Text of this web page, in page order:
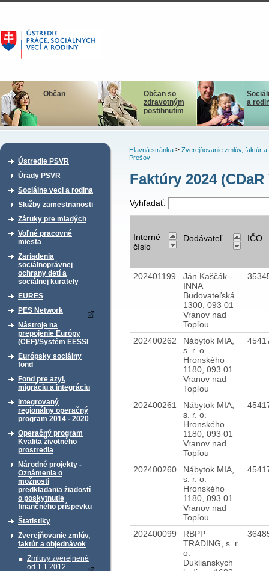
Občan
Občan so
zdravotným
postihnutím
a
Ústredie PSVR
Úrady PSVR
Sociálne veci a rodina
Služby zamestnanosti
Záruky pre mladých
Voľné pracovné
miesta
Zariadenia
sociálnoprávnej
ochrany detí a
sociálnej kurately
EURES
PES Network
Nástroje na
prepojenie Európy
(CEF)/Systém EESSI
Európsky sociálny
fond
Fond pre azyl,
migráciu a integráciu
Integrovaný
regionálny operačný
program 2014 - 2020
Operačný program
Kvalita životného
prostredia
Národné projekty -
Oznámenia o
možnosti
predkladania žiadostí
o poskytnutie
finančného príspevku
Štatistiky
Zverejňovanie zmlúv,
faktúr a objednávok
Zmluvy zverejnené
od 1.1.2012
Hlavná stránka> Zverejňovanie zmlúv, faktúr a
Prešov
Faktúry 2024
Vyhľadať:
Interné
číslo
Dodávateľ IČO
202401199
Ján Kaščák -
INNA
Budovateľská
1300, 093 01
Vranov nad
Topľou
202400262
Nábytok MIA,
s. r. o.
Hronského
1180, 093 01
Vranov nad
Topľou
202400261
Nábytok MIA,
s. r. o.
Hronského
1180, 093 01
Vranov nad
Topľou
202400260
Nábytok MIA,
s. r. o.
Hronského
1180, 093 01
Vranov nad
Topľou
202400099
RBPP
TRADING, s. r.
o.
Duklianskych